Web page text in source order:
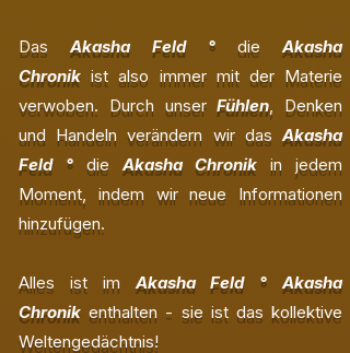
DasAkasha Feld ° die Akasha
Chronikist also immer mit der Materie
verwoben. Durch unserFühlen, Denken
und Handeln verändern wir dasAkasha
Feld ° die Akasha Chronik in jedem
Moment, indem wir neue Informationen
hinzufügen.
Alles ist imAkasha Feld ° Akasha
Chronikenthalten - sie ist das kollektive
Weltengedächtnis!